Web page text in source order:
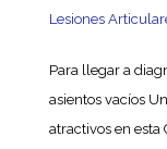
Lesiones
Para llegar a
asientos vacíos
atractivos en